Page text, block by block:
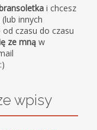
i chcesz
innych
czasu do czasu
ze mną w
:)
wpisy